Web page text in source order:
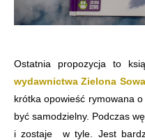
Ostatnia propozycja to
wydawnictwa Zielona Sowa
krótka opowieść rymowana o
być samodzielny. Podczas
i zostaje w tyle. Jest